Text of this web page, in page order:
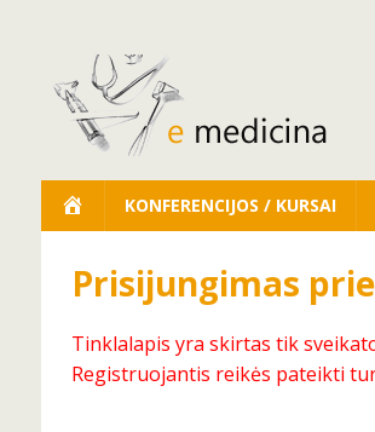
KONFERENCIJOS / KURSAI
Prisijungimas
Tinklalapis yra skirtas tik
Registruojantis reikės pateikti